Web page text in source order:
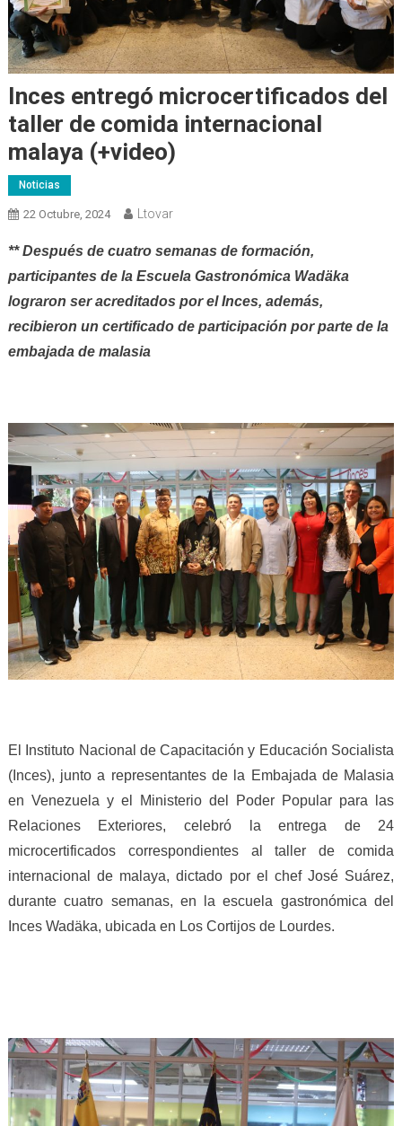
Inces entregó microcertificados del
taller de comida internacional
malaya (+video)
Noticias
22 Octubre, 2024 Ltovar
** Después de cuatro semanas de formación,
participantes de la Escuela Gastronómica Wadäka
lograron ser acreditados por el Inces, además,
recibieron un certificado de participación por parte de la
embajada de malasia
El Instituto Nacional de Capacitación y Educación Socialista
(Inces), junto a representantes de la Embajada de Malasia
en Venezuela y el Ministerio del Poder Popular para las
Relaciones Exteriores, celebró la entrega de 24
microcertificados correspondientes al taller de comida
internacional de malaya, dictado por el chef José Suárez,
durante cuatro semanas, en la escuela gastronómica del
Inces Wadäka, ubicada en Los Cortijos de Lourdes.